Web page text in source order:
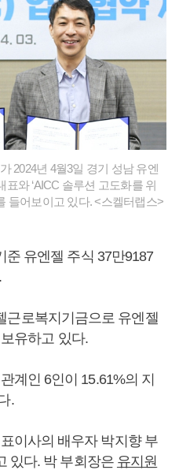
2024년 4월3일 경기 성남 유엔
와 ‘AICC 솔루션 고도화를 위
들어보이고 있다. <스켈터랩스>
준 유엔젤 주식 37만9187
근로복지기금으로 유엔젤
유하고 있다.
계인 6인이 15.61%의 지
.
이사의 배우자 박지향 부
있다. 박 부회장은 유지원